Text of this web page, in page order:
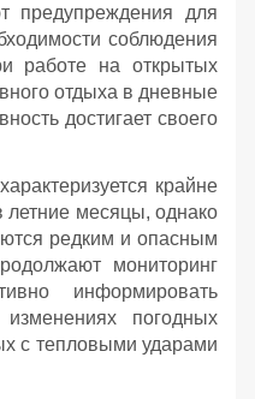
предупреждения для
соблюдения
работе на открытых
отдыха в дневные
достигает своего
крайне
месяцы, однако
редким и опасным
мониторинг
информировать
погодных
с тепловыми ударами